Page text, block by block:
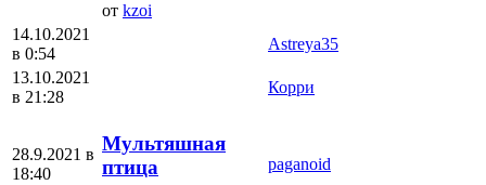
от kzoi
14.10.2021
в 0:54
Аstreya35
13.10.2021
в 21:28
Корри
28.9.2021 в
18:40
Мультяшная
птица
paganoid